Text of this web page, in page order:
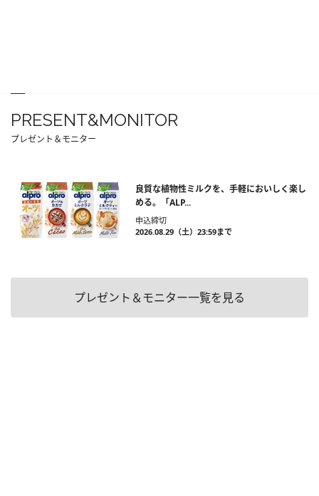
PRESENT&MONITOR
プレゼント＆モニター
良質な植物性ミルクを、手軽においしく楽し
める。「ALP...
申込締切
2026.08.29（土）23:59まで
プレゼント＆モニター一覧を見る